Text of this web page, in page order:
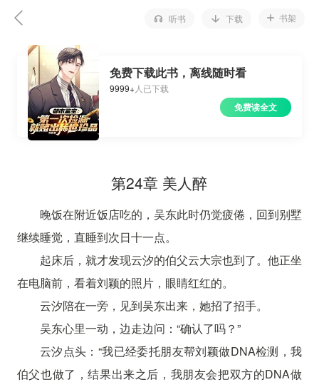
听书 下载 书架
免费下载此书，离线随时看
9999+人已下载
免费读全文
第24章 美人醉
晚饭在附近饭店吃的，吴东此时仍觉疲倦，回到别墅
继续睡觉，直睡到次日十一点。
起床后，就才发现云汐的伯父云大宗也到了。他正坐
在电脑前，看着刘颖的照片，眼睛红红的。
云汐陪在一旁，见到吴东出来，她招了招手。
吴东心里一动，边走边问：“确认了吗？”
云汐点头：“我已经委托朋友帮刘颖做DNA检测，我
伯父也做了，结果出来之后，我朋友会把双方的DNA做